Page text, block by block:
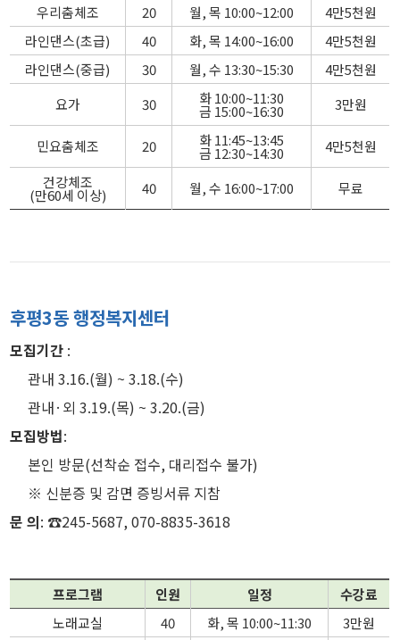
우리춤체조
20 월, 목 10:00~12:00
4만5천원
라인댄스(초급)
40 화, 목 14:00~16:00
4만5천원
라인댄스(중급)
30 월, 수 13:30~15:30
4만5천원
요가
30 화 10:00~11:30
금 15:00~16:30 3만원
민요춤체조 20 화 11:45~13:45
금 12:30~14:30
4만5천원
건강체조
(만60세 이상) 40 월, 수 16:00~17:00 무료
후평3동 행정복지센터
모집기간 :
관내 3.16.(월) ~ 3.18.(수)
관내·외 3.19.(목) ~ 3.20.(금)
모집방법:
본인 방문(선착순 접수, 대리접수 불가)
※ 신분증 및 감면 증빙서류 지참
문 의: ☎245-5687, 070-8835-3618
프로그램 인원 일정
수강료
노래교실
40 화, 목 10:00~11:30
3만원